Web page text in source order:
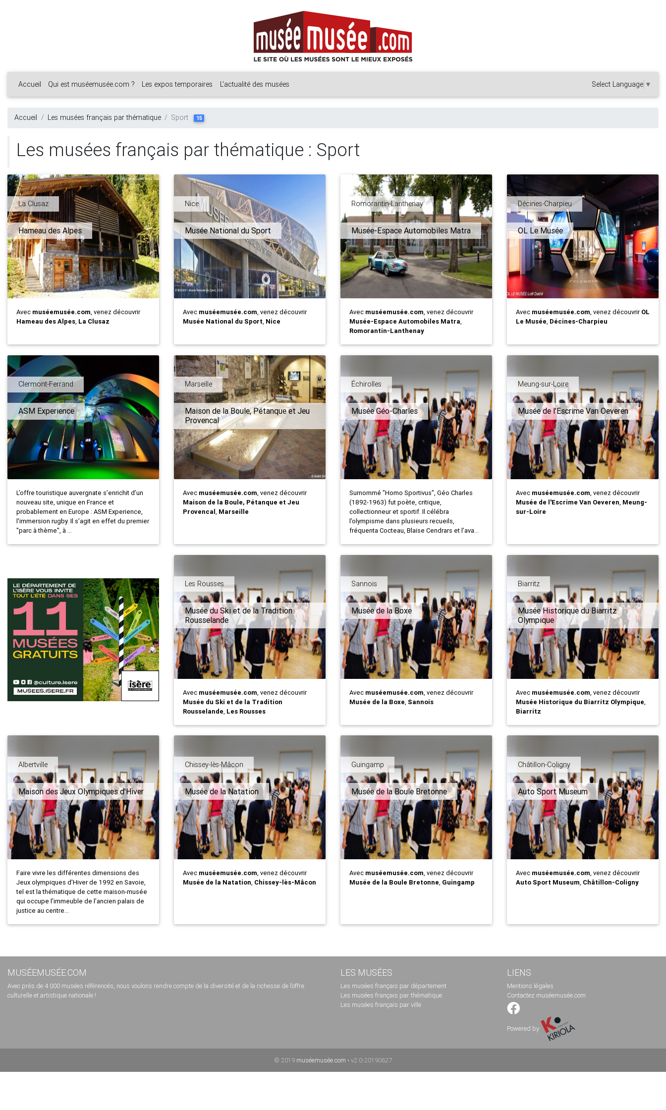
Accueil Qui est muséemusée.com ? Les expos temporaires L'actualité des musées Select Language ▼
Accueil Les musées français par thématique Sport 15
Les musées français par thématique : Sport
La Clusaz
Hameau des Alpes
Avec muséemusée.com, venez découvrir
Hameau des Alpes, La Clusaz
Nice
Musée National du Sport
Avec muséemusée.com, venez découvrir
Musée National du Sport, Nice
Romorantin-Lanthenay
Musée-Espace Automobiles Matra
Avec muséemusée.com, venez découvrir
Musée-Espace Automobiles Matra,
Romorantin-Lanthenay
Décines-Charpieu
OL Le Musée
Avec muséemusée.com, venez découvrirOL
Le Musée, Décines-Charpieu
Clermont-Ferrand
ASM Experience
L’offre touristique auvergnate s’enrichit d’un
nouveau site, unique en France et
probablement en Europe : ASM Experience,
l'immersion rugby. Il s’agit en effet du premier
"parc à thème", à ...
Marseille
Maison de la Boule, Pétanque et Jeu
Provencal
Avec muséemusée.com, venez découvrir
Maison de la Boule, Pétanque et Jeu
Provencal, Marseille
Échirolles
Musée Géo-Charles
Surnommé "Homo Sportivus", Géo Charles
(1892-1963) fut poète, critique,
collectionneur et sportif. Il célébra
l’olympisme dans plusieurs recueils,
fréquenta Cocteau, Blaise Cendrars et l’ava...
Meung-sur-Loire
Musée de l'Escrime Van Oeveren
Avec muséemusée.com, venez découvrir
Musée de l'Escrime Van Oeveren, Meung-
sur-Loire
Les Rousses
Musée du Ski et de la Tradition
Rousselande
Avec muséemusée.com, venez découvrir
Musée du Ski et de la Tradition
Rousselande, Les Rousses
Sannois
Musée de la Boxe
Avec muséemusée.com, venez découvrir
Musée de la Boxe, Sannois
Biarritz
Musée Historique du Biarritz
Olympique
Avec muséemusée.com, venez découvrir
Musée Historique du Biarritz Olympique,
Biarritz
Albertville
Maison des Jeux Olympiques d'Hiver
Faire vivre les différentes dimensions des
Jeux olympiques d’Hiver de 1992 en Savoie,
tel est la thématique de cette maison-musée
qui occupe l’immeuble de l’ancien palais de
justice au centre...
Chissey-lès-Mâcon
Musée de la Natation
Avec muséemusée.com, venez découvrir
Musée de la Natation, Chissey-lès-Mâcon
Guingamp
Musée de la Boule Bretonne
Avec muséemusée.com, venez découvrir
Musée de la Boule Bretonne, Guingamp
Châtillon-Coligny
Auto Sport Museum
Avec muséemusée.com, venez découvrir
Auto Sport Museum, Châtillon-Coligny
MUSÉEMUSÉE.COM
Avec près de 4 000 musées référencés, nous voulons rendre compte de la diversité et de la richesse de l’offre
culturelle et artistique nationale !
LES MUSÉES
Les musées français par département
Les musées français par thématique
Les musées français par ville
LIENS
Mentions légales
Contactez muséemusée.com
Powered by
© 2019 muséemusée.com • v2.0-20190627